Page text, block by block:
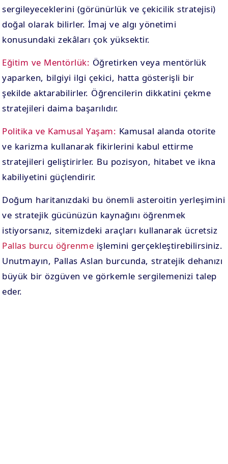
sergileyeceklerini (görünürlük ve çekicilik stratejisi)
doğal olarak bilirler. İmaj ve algı yönetimi
konusundaki zekâları çok yüksektir.
Eğitim ve Mentörlük: Öğretirken veya mentörlük
yaparken, bilgiyi ilgi çekici, hatta gösterişli bir
şekilde aktarabilirler. Öğrencilerin dikkatini çekme
stratejileri daima başarılıdır.
Politika ve Kamusal Yaşam: Kamusal alanda otorite
ve karizma kullanarak fikirlerini kabul ettirme
stratejileri geliştirirler. Bu pozisyon, hitabet ve ikna
kabiliyetini güçlendirir.
Doğum haritanızdaki bu önemli asteroitin yerleşimini
ve stratejik gücünüzün kaynağını öğrenmek
istiyorsanız, sitemizdeki araçları kullanarak ücretsiz
Pallas burcu öğrenme işlemini gerçekleştirebilirsiniz.
Unutmayın, Pallas Aslan burcunda, stratejik dehanızı
büyük bir özgüven ve görkemle sergilemenizi talep
eder.